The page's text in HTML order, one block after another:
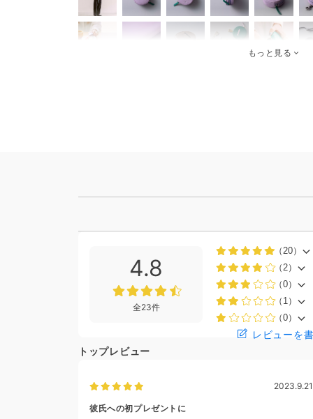
もっと見る
4.8
全23件
（20）
（2）
（0）
（1）
（0）
レビューを
トップレビュー
2023.9.21
彼氏への初プレゼントに